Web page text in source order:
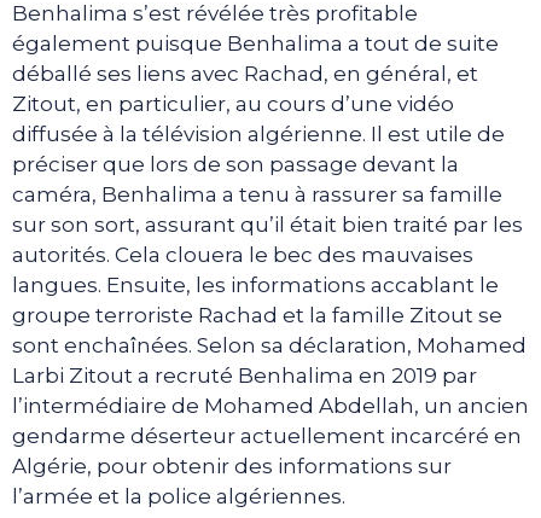
Benhalima s’est révélée très profitable
également puisque Benhalima a tout de suite
déballé ses liens avec Rachad, en général, et
Zitout, en particulier, au cours d’une vidéo
diffusée à la télévision algérienne. Il est utile de
préciser que lors de son passage devant la
caméra, Benhalima a tenu à rassurer sa famille
sur son sort, assurant qu’il était bien traité par les
autorités. Cela clouera le bec des mauvaises
langues. Ensuite, les informations accablant le
groupe terroriste Rachad et la famille Zitout se
sont enchaînées. Selon sa déclaration, Mohamed
Larbi Zitout a recruté Benhalima en 2019 par
l’intermédiaire de Mohamed Abdellah, un ancien
gendarme déserteur actuellement incarcéré en
Algérie, pour obtenir des informations sur
l’armée et la police algériennes.